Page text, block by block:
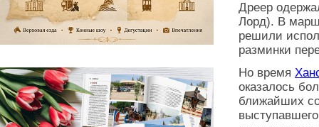
Дреер
Лорд). В
решили
разминки
Но время
оказалось
ближайших